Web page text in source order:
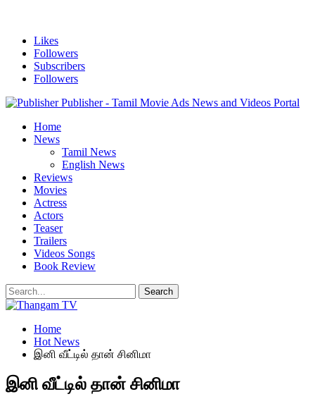
Likes
Followers
Subscribers
Followers
Publisher - Tamil Movie Ads News and Videos Portal
Home
News
Tamil News
English News
Reviews
Movies
Actress
Actors
Teaser
Trailers
Videos Songs
Book Review
Home
Hot News
இனி வீட்டில் தான் சினிமா
இனி வீட்டில் தான் சினிமா